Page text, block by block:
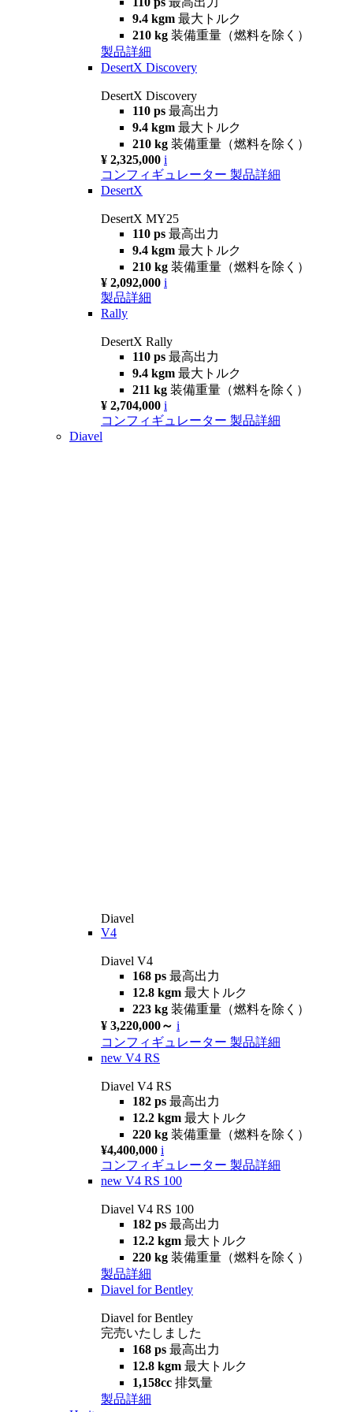
9.4 kgm 最大トルク
210 kg 装備重量（燃料を除く）
製品詳細
DesertX Discovery
DesertX Discovery
110 ps 最高出力
9.4 kgm 最大トルク
210 kg 装備重量（燃料を除く）
¥ 2,325,000 i
コンフィギュレーター 製品詳細
DesertX
DesertX MY25
110 ps 最高出力
9.4 kgm 最大トルク
210 kg 装備重量（燃料を除く）
¥ 2,092,000 i
製品詳細
Rally
DesertX Rally
110 ps 最高出力
9.4 kgm 最大トルク
211 kg 装備重量（燃料を除く）
¥ 2,704,000 i
コンフィギュレーター 製品詳細
Diavel
Diavel
V4
Diavel V4
168 ps 最高出力
12.8 kgm 最大トルク
223 kg 装備重量（燃料を除く）
¥ 3,220,000～ i
コンフィギュレーター 製品詳細
new V4 RS
Diavel V4 RS
182 ps 最高出力
12.2 kgm 最大トルク
220 kg 装備重量（燃料を除く）
¥4,400,000 i
コンフィギュレーター 製品詳細
new V4 RS 100
Diavel V4 RS 100
182 ps 最高出力
12.2 kgm 最大トルク
220 kg 装備重量（燃料を除く）
製品詳細
Diavel for Bentley
Diavel for Bentley
完売いたしました
168 ps 最高出力
12.8 kgm 最大トルク
1,158cc 排気量
製品詳細